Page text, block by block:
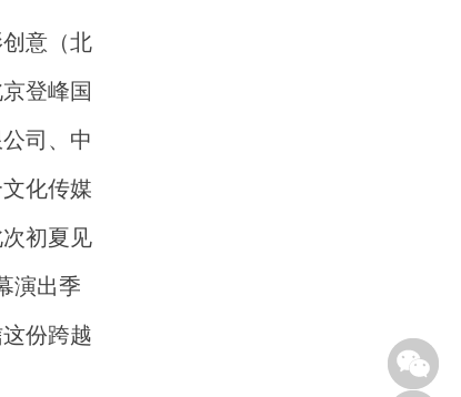
意（北
登峰国
司、中
化传媒
初夏见
演出季
份跨越